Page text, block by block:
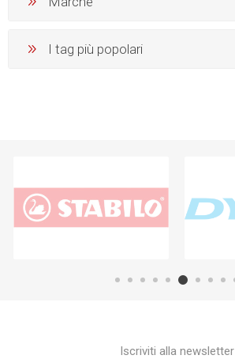
I tag più popolari
Iscriviti alla newsletter